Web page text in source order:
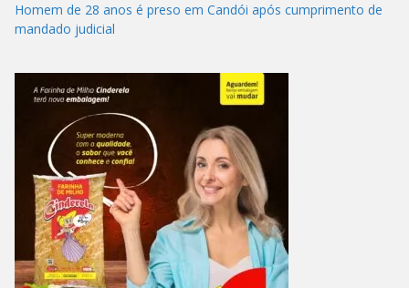
Homem de 28 anos é preso em Candói após cumprimento de
mandado judicial